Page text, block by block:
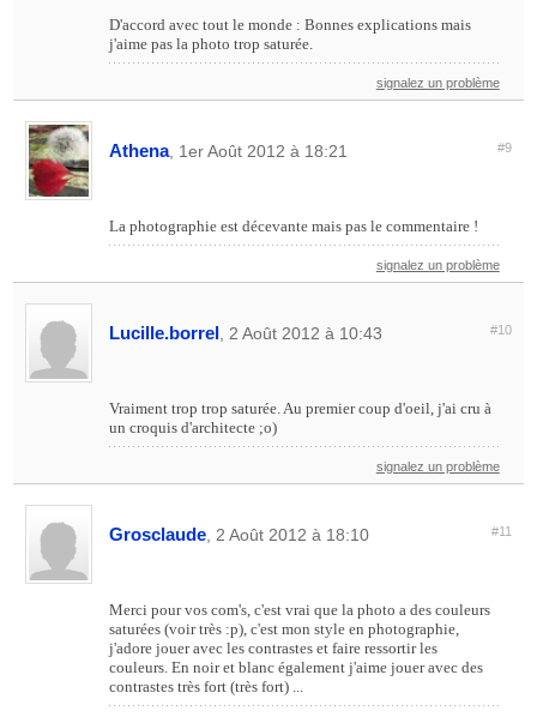
D'accord avec tout le monde : Bonnes explications mais
j'aime pas la photo trop saturée.
signalez un problème
Athena, 1er Août 2012 à 18:21 #9
La photographie est décevante mais pas le commentaire !
signalez un problème
Lucille.borrel , 2 Août 2012 à 10:43 #10
Vraiment trop trop saturée. Au premier coup d'oeil, j'ai cru à
un croquis d'architecte ;o)
signalez un problème
Grosclaude , 2 Août 2012 à 18:10 #11
Merci pour vos com's, c'est vrai que la photo a des couleurs
saturées (voir très :p), c'est mon style en photographie,
j'adore jouer avec les contrastes et faire ressortir les
couleurs. En noir et blanc également j'aime jouer avec des
contrastes très fort (très fort) ...